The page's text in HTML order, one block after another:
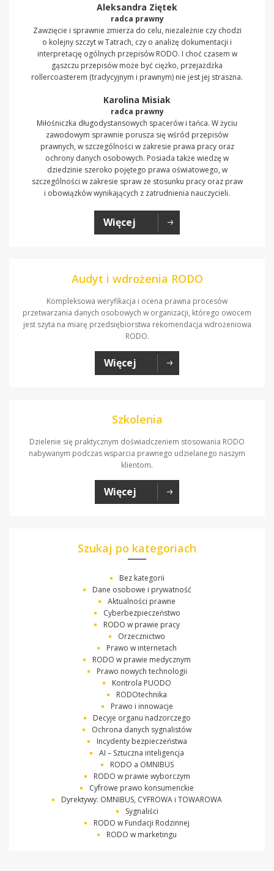
Aleksandra Ziętek
radca prawny
Zawzięcie i sprawnie zmierza do celu, niezależnie czy chodzi
o kolejny szczyt w Tatrach, czy o analizę dokumentacji i
interpretację ogólnych przepisów RODO. I choć czasem w
gąszczu przepisów może być ciężko, przejażdżka
rollercoasterem (tradycyjnym i prawnym) nie jest jej straszna.
Karolina Misiak
radca prawny
Miłośniczka długodystansowych spacerów i tańca. W życiu
zawodowym sprawnie porusza się wśród przepisów
prawnych, w szczególności w zakresie prawa pracy oraz
ochrony danych osobowych. Posiada także wiedzę w
dziedzinie szeroko pojętego prawa oświatowego, w
szczególności w zakresie spraw ze stosunku pracy oraz praw
i obowiązków wynikających z zatrudnienia nauczycieli.
Więcej
Audyt i wdrożenia RODO
Kompleksowa weryfikacja i ocena prawna procesów
przetwarzania danych osobowych w organizacji, którego owocem
jest szyta na miarę przedsiębiorstwa rekomendacja wdrożeniowa
RODO.
Więcej
Szkolenia
Dzielenie się praktycznym doświadczeniem stosowania RODO
nabywanym podczas wsparcia prawnego udzielanego naszym
klientom.
Więcej
Szukaj po kategoriach
Bez kategorii
Dane osobowe i prywatność
Aktualności prawne
Cyberbezpieczeństwo
RODO w prawie pracy
Orzecznictwo
Prawo w internetach
RODO w prawie medycznym
Prawo nowych technologii
Kontrola PUODO
RODOtechnika
Prawo i innowacje
Decyje organu nadzorczego
Ochrona danych sygnalistów
Incydenty bezpieczeństwa
AI – Sztuczna inteligencja
RODO a OMNIBUS
RODO w prawie wyborczym
Cyfrowe prawo konsumenckie
Dyrektywy: OMNIBUS, CYFROWA i TOWAROWA
Sygnaliści
RODO w Fundacji Rodzinnej
RODO w marketingu